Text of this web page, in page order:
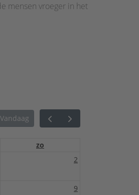
mensen vroeger in het
Vandaag
zo
2
9